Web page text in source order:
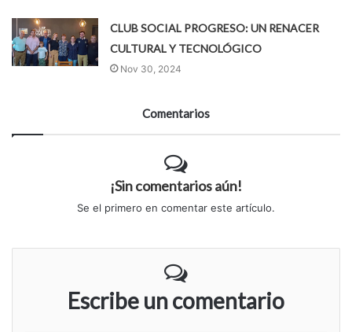
CLUB SOCIAL PROGRESO: UN RENACER
CULTURAL Y TECNOLÓGICO
Nov 30, 2024
Comentarios
¡Sin comentarios aún!
Se el primero en comentar este artículo.
Escribe un comentario